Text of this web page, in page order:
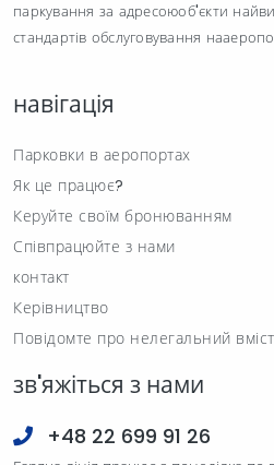
паркування за адресоюоб'єкти
стандартів обслуговування
навігація
Парковки в аеропортах
Як це працює?
Керуйте своїм бронюванням
Співпрацюйте з нами
контакт
Керівництво
Повідомте про нелегальний
зв'яжіться з нами
+48 22 699 91 26